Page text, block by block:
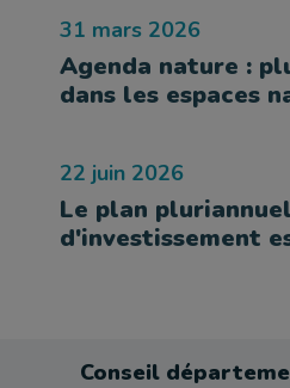
31 mars 2026
Agenda nature :
dans les espaces
22 juin 2026
Le plan pluriannuel
d'investissement
Conseil